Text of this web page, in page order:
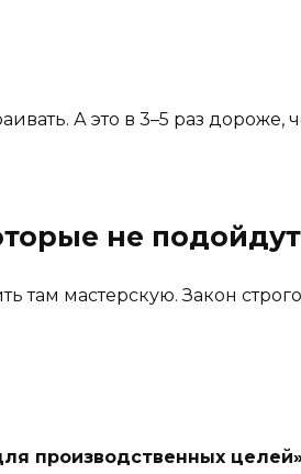
А это в 3–5 раз дороже,
не подойдут
мастерскую. Закон строго
производственных